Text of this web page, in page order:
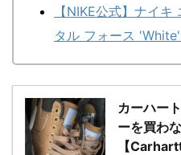
【NIKE公式】ナイ
タル フォース
カーハー
ーを買わ
【